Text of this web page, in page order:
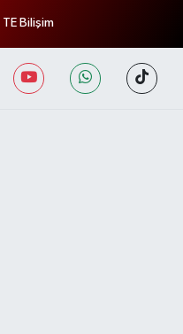
TE Bilişim